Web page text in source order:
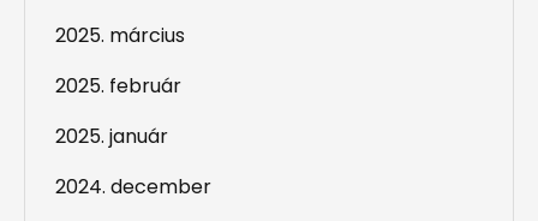
2025. március
2025. február
2025. január
2024. december